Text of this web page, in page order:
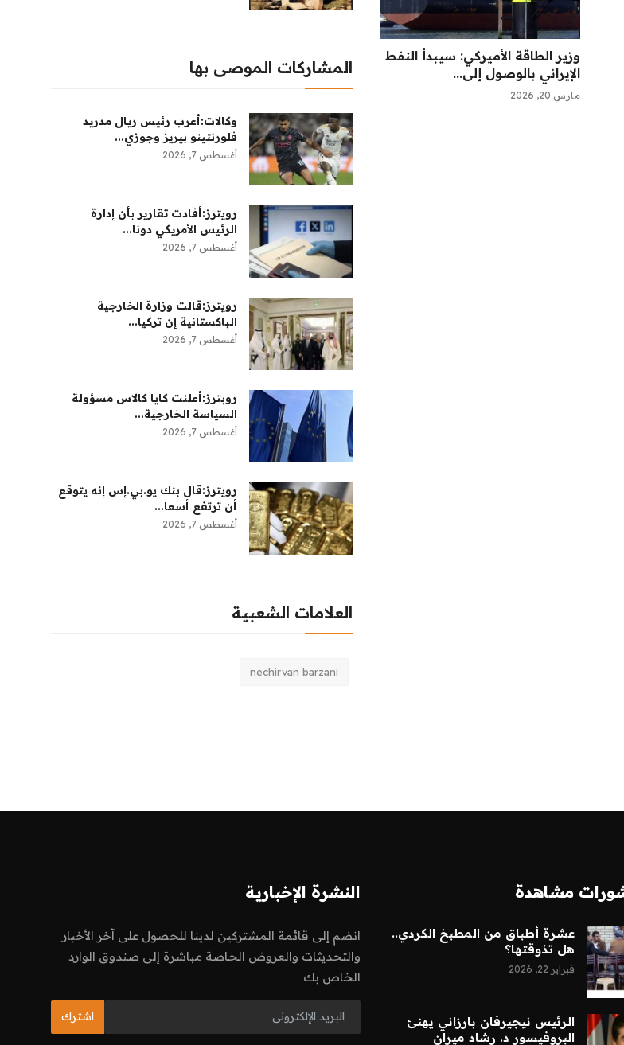
‏وزير الطاقة الأميركي: سيبدأ النفط
الإيراني بالوصول إلى...
مارس 20, 2026
المشاركات الموصى بها
وكالات:‏أعرب رئيس ريال مدريد
فلورنتينو بيريز وجوزي...
أغسطس 7, 2026
رويترز:أفادت تقارير بأن إدارة
الرئيس الأمريكي دونا...
أغسطس 7, 2026
رويترز:‏قالت ​وزارة الخارجية
الباكستانية ‌إن تركيا...
أغسطس 7, 2026
روبترز:‏أعلنت ​كايا كالاس مسؤولة
‌السياسة الخارجية...
أغسطس 7, 2026
رويترز:‏قال بنك ​يو.بي.إس إنه يتوقع
أن ​ترتفع أسعا...
أغسطس 7, 2026
العلامات الشعبية
nechirvan barzani
مشاهدة
عشرة أطباق من المطبخ الكردي..
هل تذوقتها؟
فبراير 22, 2026
الرئيس نيجيرفان بارزاني يهنئ
البروفيسور د. رشاد ميران
النشرة الإخبارية
انضم إلى قائمة المشتركين لدينا للحصول على آخر الأخبار
والتحديثات والعروض الخاصة مباشرة إلى صندوق الوارد
الخاص بك
اشترك